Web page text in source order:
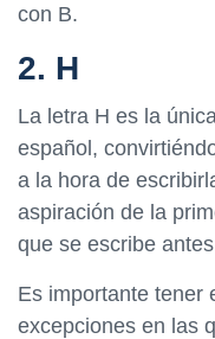
con B.
2. H
La letra H es la
español,
a la hora de
aspiración de la
que se escribe
Es importante tener
excepciones en las